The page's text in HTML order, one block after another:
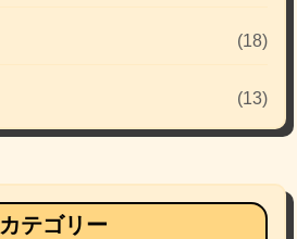
(18)
(13)
カテゴリー